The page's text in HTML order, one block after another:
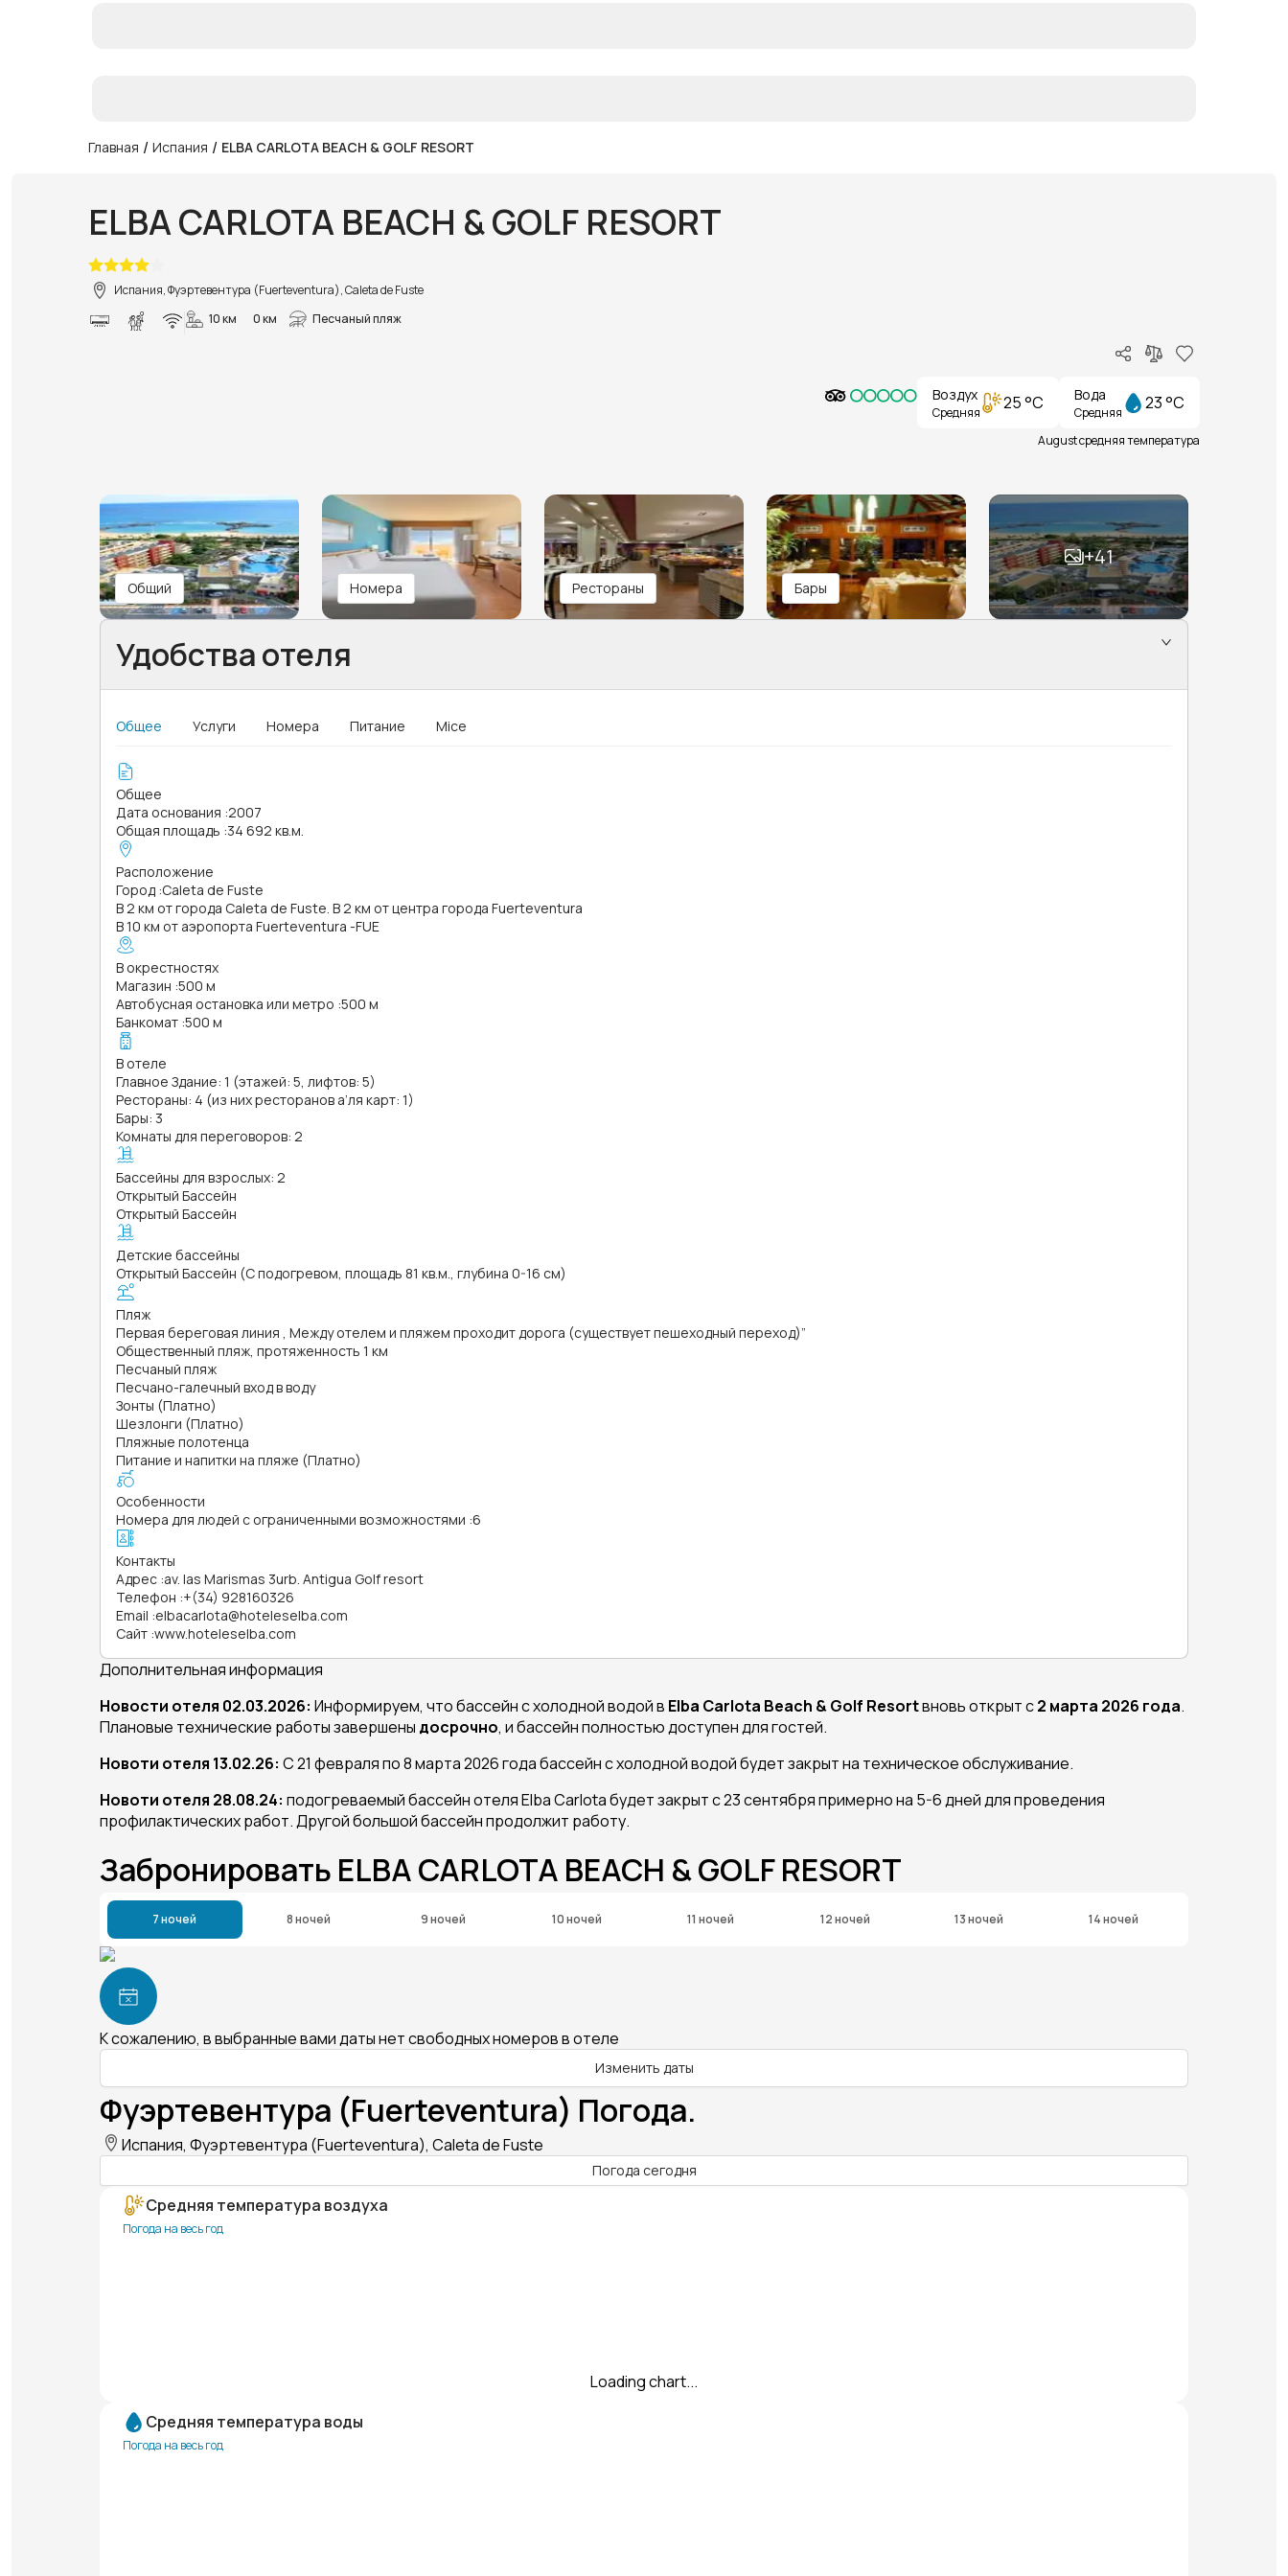
Главная / Испания / ELBA CARLOTA BEACH & GOLF RESORT
ELBA CARLOTA BEACH & GOLF RESORT
Испания, Фуэртевентура (Fuerteventura), Caleta de Fuste
10 км
0 км Песчаный пляж
Воздух
Средняя 25 °C Вода
Средняя 23 °C
August средняя температура
Общий Номера Рестораны Бары
+41
Удобства отеля
Общее Услуги Номера Питание Mice
Общее
Дата основания :2007
Общая площадь :34 692 кв.м.
Расположение
Город :Caleta de Fuste
В 2 км от города Caleta de Fuste. В 2 км от центра города Fuerteventura
В 10 км от аэропорта Fuerteventura -FUE
В окрестностях
Магазин :500 м
Автобусная остановка или метро :500 м
Банкомат :500 м
В отеле
Главное Здание: 1 (этажей: 5, лифтов: 5)
Рестораны: 4 (из них ресторанов а’ля карт: 1)
Бары: 3
Комнаты для переговоров: 2
Бассейны для взрослых: 2
Открытый Бассейн
Открытый Бассейн
Детские бассейны
Открытый Бассейн (С подогревом, площадь 81 кв.м., глубина 0-16 см)
Пляж
Первая береговая линия , Между отелем и пляжем проходит дорога (существует пешеходный переход)”
Общественный пляж, протяженность 1 км
Песчаный пляж
Песчано-галечный вход в воду
Зонты (Платно)
Шезлонги (Платно)
Пляжные полотенца
Питание и напитки на пляже (Платно)
Особенности
Номера для людей с ограниченными возможностями :6
Контакты
Адрес :av. las Marismas 3urb. Antigua Golf resort
Телефон :+(34) 928160326
Email :elbacarlota@hoteleselba.com
Сайт :www.hoteleselba.com
Дополнительная информация
Новости отеля 02.03.2026: Информируем, что бассейн с холодной водой в Elba Carlota Beach & Golf Resortвновь открыт с2 марта 2026 года.
Плановые технические работы завершены досрочно, и бассейн полностью доступен для гостей.
Новоти отеля 13.02.26: С 21 февраля по 8 марта 2026 года бассейн с холодной водой будет закрыт на техническое обслуживание.
Новоти отеля 28.08.24: подогреваемый бассейн отеля Elba Carlota будет закрыт с 23 сентября примерно на 5-6 дней для проведения
профилактических работ. Другой большой бассейн продолжит работу.
Забронировать ELBA CARLOTA BEACH & GOLF RESORT
7 ночей 8 ночей 9 ночей 10 ночей 11 ночей 12 ночей 13 ночей 14 ночей
К сожалению, в выбранные вами даты нет свободных номеров в отеле
Изменить даты
Фуэртевентура (Fuerteventura) Погода.
Испания, Фуэртевентура (Fuerteventura), Caleta de Fuste
Погода сегодня
Средняя температура воздуха
Погода на весь год
Loading chart...
Средняя температура воды
Погода на весь год